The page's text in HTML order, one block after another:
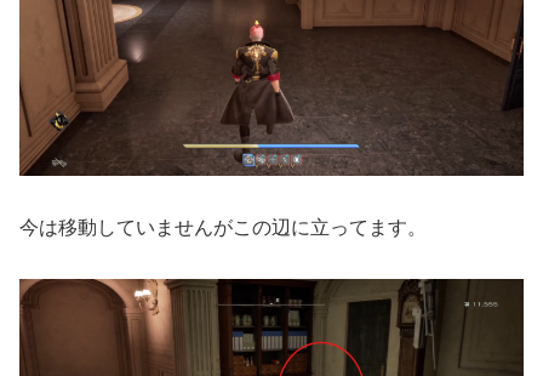
今は移動していませんがこの辺に立ってます。